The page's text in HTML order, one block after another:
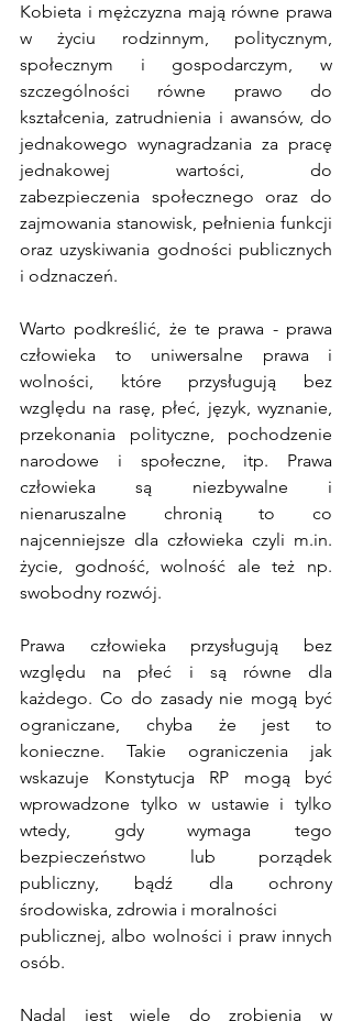
Kobieta i mężczyzna mają równe prawa
w życiu rodzinnym, politycznym,
społecznym i gospodarczym, w
szczególności równe prawo do
kształcenia, zatrudnienia i awansów, do
jednakowego wynagradzania za pracę
jednakowej wartości, do
zabezpieczenia społecznego oraz do
zajmowania stanowisk, pełnienia funkcji
oraz uzyskiwania godności publicznych
i odznaczeń.
Warto podkreślić, że te prawa - prawa
człowieka to uniwersalne prawa i
wolności, które przysługują bez
względu na rasę, płeć, język, wyznanie,
przekonania polityczne, pochodzenie
narodowe i społeczne, itp. Prawa
człowieka są niezbywalne i
nienaruszalne chronią to co
najcenniejsze dla człowieka czyli m.in.
życie, godność, wolność ale też np.
swobodny rozwój.
Prawa człowieka przysługują bez
względu na płeć i są równe dla
każdego. Co do zasady nie mogą być
ograniczane, chyba że jest to
konieczne. Takie ograniczenia jak
wskazuje Konstytucja RP mogą być
wprowadzone tylko w ustawie i tylko
wtedy, gdy wymaga tego
bezpieczeństwo lub porządek
publiczny, bądź dla ochrony
środowiska, zdrowia i moralności
publicznej, albo wolności i praw innych
osób.
Nadal jest wiele do zrobienia w